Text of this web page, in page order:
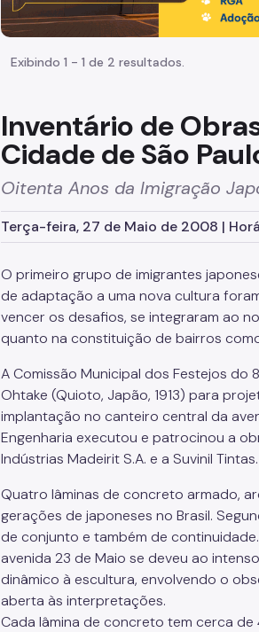
Exibindo 1 - 1 de 2 resultados.
Inventário de
Cidade de São
Oitenta Anos da Imigração
Terça-feira, 27 de Maio de 2008 |
O primeiro grupo de imigrantes
de adaptação a uma nova cultura
vencer os desafios, se integraram ao
quanto na constituição de bairros
A Comissão Municipal dos Festejos do
Ohtake (Quioto, Japão, 1913) para
implantação no canteiro central da
Engenharia executou e patrocinou a
Indústrias Madeirit S.A. e a Suvinil Tintas.
Quatro lâminas de concreto armado,
gerações de japoneses no Brasil.
de conjunto e também de
avenida 23 de Maio se deveu ao
dinâmico à escultura, envolvendo o
aberta às interpretações.
Cada lâmina de concreto tem cerca